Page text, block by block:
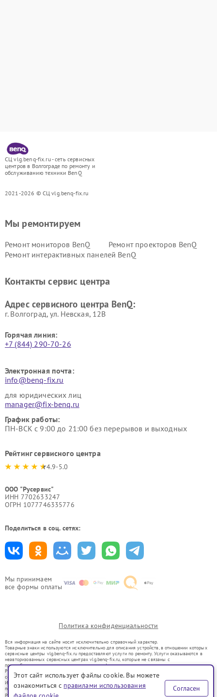
СЦ vlg.benq-fix.ru - сеть сервисных
центров в Волгограде по ремонту и
обслуживанию техники BenQ
2021-2026 © СЦ vlg.benq-fix.ru
Мы принимаем
все формы оплаты
Мы ремонтируем
Ремонт мониторов BenQ
Ремонт проекторов BenQ
Ремонт интерактивных панелей BenQ
Контакты сервис центра
Адрес сервисного центра BenQ:
г. Волгоград, ул. Невская, 12В
Горячая линия:
+7 (844) 290-70-26
Электронная почта:
info@benq-fix.ru
для юридических лиц
manager@fix-benq.ru
График работы:
ПН-ВСК с 9:00 до 21:00 без перерывов и выходных
Рейтинг сервисного центра
4.9-5.0
ООО "Русервис"
ИНН 7702633247
ОГРН 1077746335776
Поделиться в соц. сетях:
Политика конфиденциальности
Вся информация на сайте носит исключительно справочный характер.
Товарные знаки используются исключительно для описания устройств, в отношении которых
сервисные центры vlg.benq-fix.ru предоставляют услуги по ремонту. Услуги оказываются в
неавторизованных сервисных центрах vlg.benq-fix.ru, которые не связаны с
правообладателями товарных знаков или их официальными представителями.
Ремонт осуществляется для устройств, уже введенных в гражданский оборот в соответствии
со статьей 1487 ГК РФ.
Использование товарных знаков не преследует цели индивидуализации услуг или введения
потребителей в заблуждение, а служит для информирования о предоставляемых услугах по
ремонту техники указанных брендов.
Этот сайт использует файлы cookie. Вы можете
ознакомиться с правилами использования
Согласен